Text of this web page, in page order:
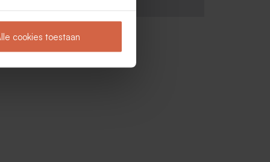
cookies toestaan
Goud metallic envelop